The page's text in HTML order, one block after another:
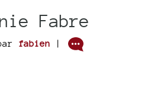
Fabre
fabien |